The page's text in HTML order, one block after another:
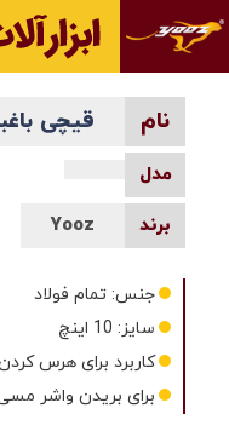
قیچی
Yooz
جنس: تمام فولاد
سایز: 10 اینچ
کاربرد برای هرس
برای بریدن واشر